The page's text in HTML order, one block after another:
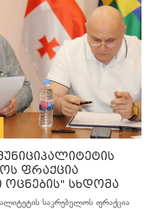
ფრაქცია
სხდომა
საკრებულოს ფრაქცია